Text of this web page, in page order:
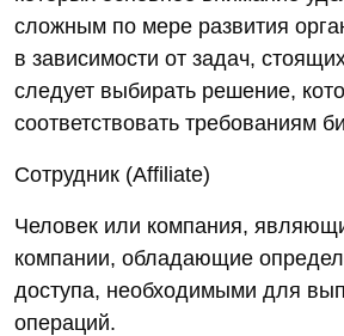
сложным по мере развития
в зависимости от задач,
следует выбирать решение,
соответствовать требованиям
Сотрудник (Affiliate)
Человек или компания,
компании, обладающие
доступа, необходимыми для
операций.